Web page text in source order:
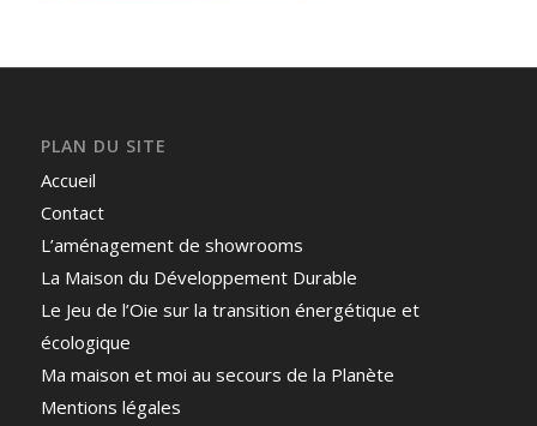
PLAN DU SITE
Accueil
Contact
L’aménagement de showrooms
La Maison du Développement Durable
Le Jeu de l’Oie sur la transition énergétique et
écologique
Ma maison et moi au secours de la Planète
Mentions légales